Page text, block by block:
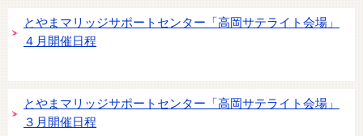
とやまマリッジサポートセンター「高岡サテライト会場」
４月開催日程
とやまマリッジサポートセンター「高岡サテライト会場」
３月開催日程